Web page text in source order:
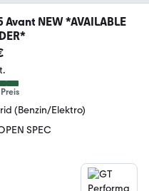
Avant NEW *AVAILABLE
(Benzin/Elektro)
SPEC